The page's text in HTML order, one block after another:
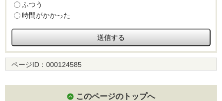
ふつう
時間がかかった
ページID： 000124585
このページのトップへ